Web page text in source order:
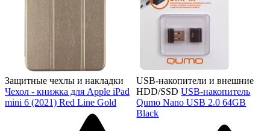
Защитные чехлы и накладки
Чехол - книжка для Apple iPad
mini 6 (2021) Red Line Gold
USB-накопители и внешние
HDD/SSD USB-накопитель
Qumo Nano USB 2.0 64GB
Black